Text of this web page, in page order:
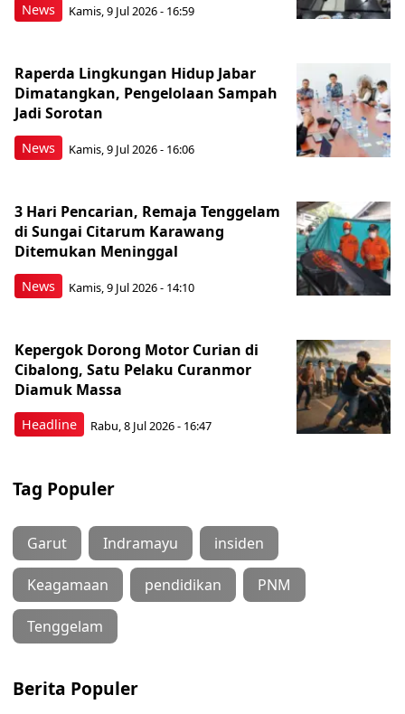
News Kamis, 9 Jul 2026 - 16:59
News
Raperda Lingkungan Hidup Jabar
Dimatangkan, Pengelolaan Sampah
Jadi Sorotan
Kamis, 9 Jul 2026 - 16:06
News
3 Hari Pencarian, Remaja Tenggelam
di Sungai Citarum Karawang
Ditemukan Meninggal
Kamis, 9 Jul 2026 - 14:10
Headline
Kepergok Dorong Motor Curian di
Cibalong, Satu Pelaku Curanmor
Diamuk Massa
Rabu, 8 Jul 2026 - 16:47
Tag Populer
Garut Indramayu insiden
Keagamaan pendidikan PNM
Tenggelam
Berita Populer